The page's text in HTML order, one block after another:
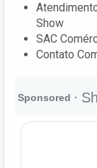
Show
SAC
Contato